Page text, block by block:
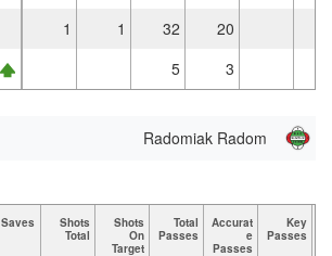
1 1 32
20
5 3
Radomiak Radom
Saves
Shots
Total
Shots
On
Target
Total
Passes
Accurat
e
Passes
Key
Passes